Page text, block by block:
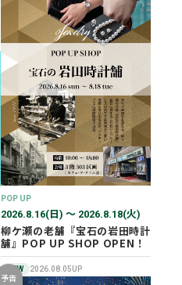
POP UP
2026.8.16(日) 〜 2026.8.18(火)
柳ケ瀬の老舗『宝石の岩田時計
舗』POP UP SHOP OPEN！
NEW 2026.08.05UP
予告